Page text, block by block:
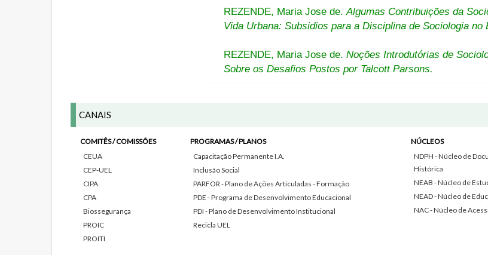
REZENDE, Maria Jose de.Algumas Contribuições da
Vida Urbana: Subsidios para a Disciplina de Sociologia no
REZENDE, Maria Jose de.Noções Introdutórias de
Sobre os Desafios Postos por Talcott Parsons.
CANAIS
COMITÊS / COMISSÕES
CEUA
CEP-UEL
CIPA
CPA
Biossegurança
PROIC
PROITI
PROGRAMAS / PLANOS
Capacitação Permanente I.A.
Inclusão Social
PARFOR - Plano de Ações Articuladas - Formação
PDE - Programa de Desenvolvimento Educacional
PDI - Plano de Desenvolvimento Institucional
Recicla UEL
NÚCLEOS
NDPH - Núcleo de
Histórica
NEAB - Núcleo de
NEAD - Núcleo de
NAC - Núcleo de